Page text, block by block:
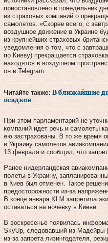
приостановлено в понедельник
из страховых компаний о
самолетов. «Скорее всего, с
воздушное движение в Украине
из крупнейших страховых
уведомления о том, что с
по Киеву) прекращается
находятся в воздушном
он в Telegram.
Читайте также: В ближайшие
осадков
При этом парламентарий не
компаний идет речь и самолеты
ею застрахованы. В то же время
в Украину самолетов
13 февраля и сообщил, что
Ранее нидерландская
полеты в Украину,
в Киев был отменен. Такое
предосторожности из-за
В конце января KLM запретила
оставаться на ночевку в Киеве.
В воскресенье появилась
SkyUp, следовавший из Мадейры
из-за запрета лизингодателя,